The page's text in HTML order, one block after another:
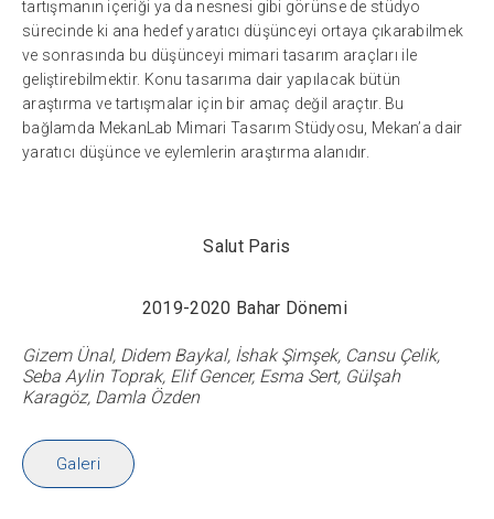
tartışmanın içeriği ya da nesnesi gibi görünse de stüdyo
sürecinde ki ana hedef yaratıcı düşünceyi ortaya çıkarabilmek
ve sonrasında bu düşünceyi mimari tasarım araçları ile
geliştirebilmektir. Konu tasarıma dair yapılacak bütün
araştırma ve tartışmalar için bir amaç değil araçtır. Bu
bağlamda MekanLab Mimari Tasarım Stüdyosu, Mekan’a dair
yaratıcı düşünce ve eylemlerin araştırma alanıdır.
Salut Paris
2019-2020 Bahar Dönemi
Gizem Ünal, Didem Baykal, İshak Şimşek, Cansu Çelik,
Seba Aylin Toprak, Elif Gencer, Esma Sert, Gülşah
Karagöz, Damla Özden
Galeri